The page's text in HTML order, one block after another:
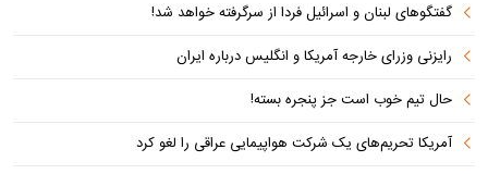
گفتگوهای لبنان و اسرائیل فردا از سرگرفته خواهد شد!
رایزنی وزرای خارجه آمریکا و انگلیس درباره ایران
حال تیم خوب است جز پنجره بسته!
آمریکا تحریم‌های یک شرکت هواپیمایی عراقی را لغو کرد